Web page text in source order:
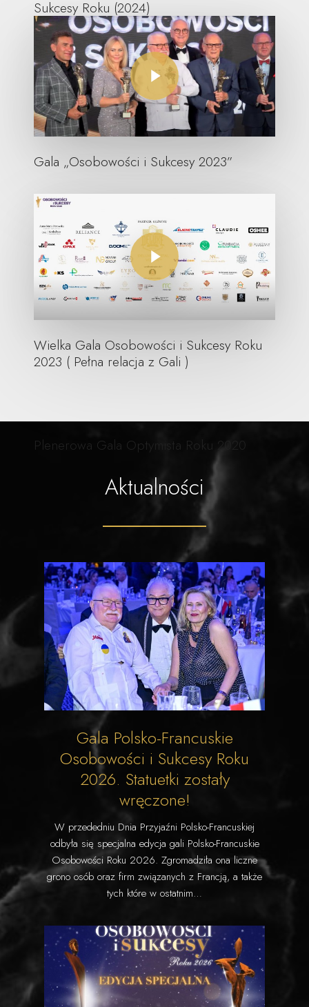
Plenerowa Gala Optymista Roku 2020
Sukcesy Roku (2024)
Play Video
Gala „Osobowości i Sukcesy 2023”
Play Video
Wielka Gala Osobowości i Sukcesy Roku
2023 ( Pełna relacja z Gali )
Aktualności
Gala Polsko-Francuskie
Osobowości i Sukcesy Roku
2026. Statuetki zostały
wręczone!
W przededniu Dnia Przyjaźni Polsko-Francuskiej
odbyła się specjalna edycja gali Polsko-Francuskie
Osobowości Roku 2026. Zgromadziła ona liczne
grono osób oraz firm związanych z Francją, a także
tych które w ostatnim…